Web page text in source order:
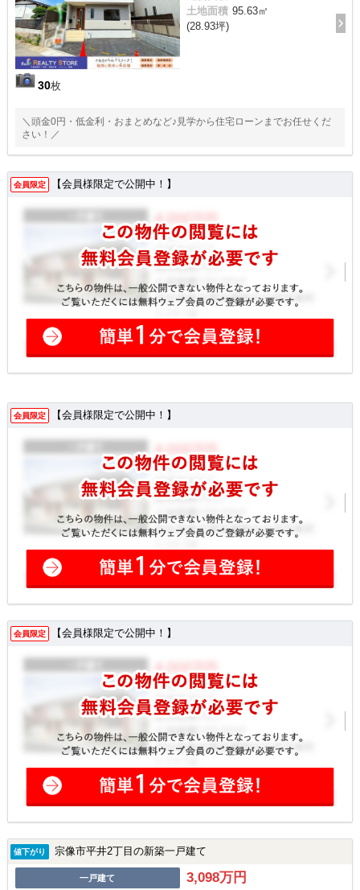
30枚
土地面積 95.63㎡
(28.93坪)
＼頭金0円・低金利・おまとめなど♪見学から住宅ローンまでお任せくだ
さい！／
会員限定 【会員様限定で公開中！】
会員限定 【会員様限定で公開中！】
会員限定 【会員様限定で公開中！】
値下がり 宗像市平井2丁目の新築一戸建て
一戸建て 3,098万円